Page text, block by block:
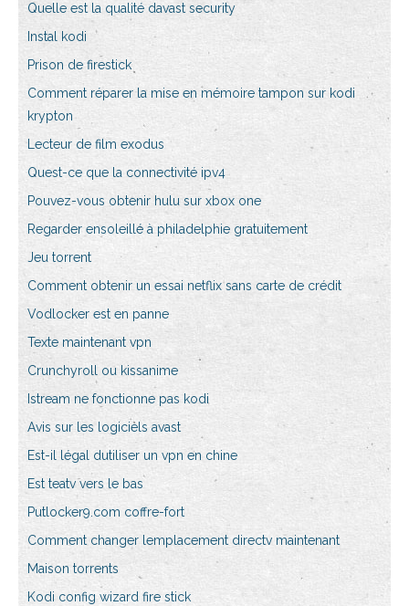
Quelle est la qualité davast security
Instal kodi
Prison de firestick
Comment réparer la mise en mémoire tampon sur kodi
krypton
Lecteur de film exodus
Quest-ce que la connectivité ipv4
Pouvez-vous obtenir hulu sur xbox one
Regarder ensoleillé à philadelphie gratuitement
Jeu torrent
Comment obtenir un essai netflix sans carte de crédit
Vodlocker est en panne
Texte maintenant vpn
Crunchyroll ou kissanime
Istream ne fonctionne pas kodi
Avis sur les logiciels avast
Est-il légal dutiliser un vpn en chine
Est teatv vers le bas
Putlocker9.com coffre-fort
Comment changer lemplacement directv maintenant
Maison torrents
Kodi config wizard fire stick